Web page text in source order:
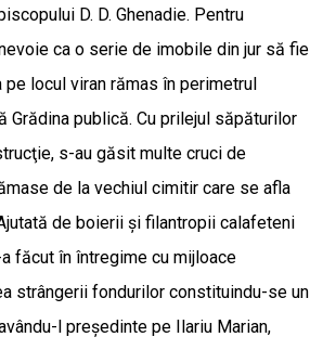
D. D. Ghenadie. Pentru
ca o serie de imobile din jur să fie
pe locul viran rămas în perimetrul
Grădina publică. Cu prilejul săpăturilor
s-au găsit multe cruci de
de la vechiul cimitir care se afla
de boierii şi filantropii calafeteni
făcut în întregime cu mijloace
strângerii fondurilor constituindu-se un
l preşedinte pe Ilariu Marian,